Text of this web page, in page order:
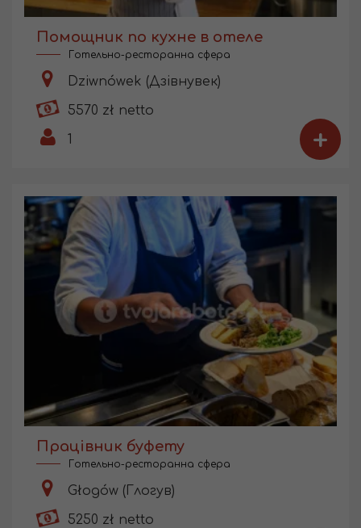
Помощник по кухне в отеле
Готельно-ресторанна сфера
Dziwnówek (Дзівнувек)
5570 zł netto
+
Працівник буфету
Готельно-ресторанна сфера
Głogów (Глогув)
5250 zł netto